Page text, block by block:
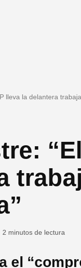
lleva la delantera
2 minutos de lectura
el